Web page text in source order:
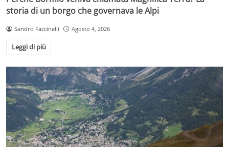
storia di un borgo che governava le Alpi
Sandro Faccinelli Agosto 4, 2026
Leggi di più